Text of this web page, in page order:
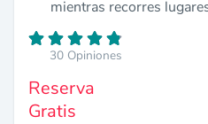
mientras recorres
30 Opiniones
Reserva
Gratis